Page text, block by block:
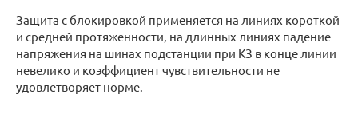
Защита с блокировкой применяется на линиях короткой
и средней протяженности, на длинных линиях падение
напряжения на шинах подстанции при КЗ в конце линии
невелико и коэффициент чувствительности не
удовлетворяет норме.